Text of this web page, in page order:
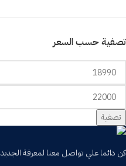
تصفية حسب السعر
تصفية
كن دائما علي تواصل معنا لمعرفة الجديد